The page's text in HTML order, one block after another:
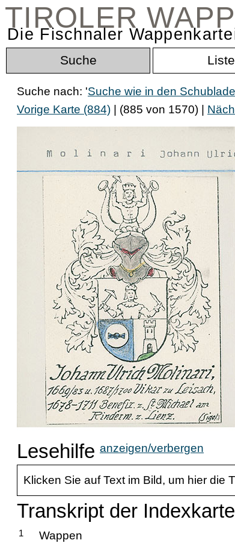
TIROLER
Die Fischnaler
Suche
Suche nach: 'Suche wie in den
Vorige Karte (884) | (885 von 1570) |
Lesehilfe anzeigen/verbergen
Klicken Sie auf Text im Bild, um hier die
Transkript der
1 Wappen